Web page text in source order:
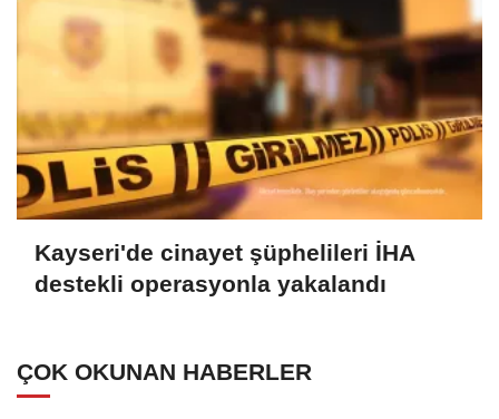
Kayseri'de cinayet şüphelileri İHA
destekli operasyonla yakalandı
ÇOK OKUNAN HABERLER